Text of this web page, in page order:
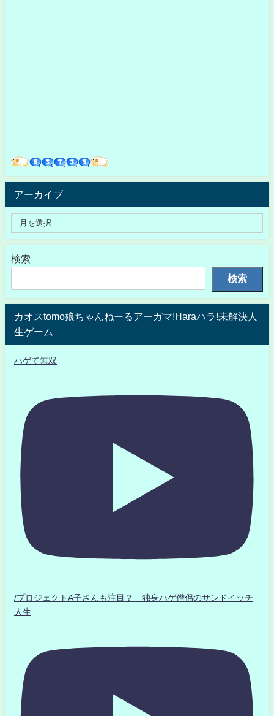
アーカイブ
検索
検索
カオスtomo娘ちゃんねーるアーガマ!Haraハラ!未解決人
生ゲーム
ハゲて無双
/プロジェクトA子さんも注目？ 独身ハゲ僧侶のサンドイッチ
人生